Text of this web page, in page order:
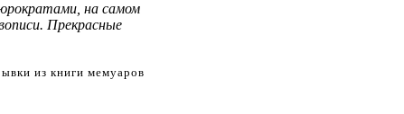
на самом
Прекрасные
из книги мемуаров